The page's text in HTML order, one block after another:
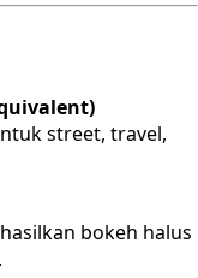
street, travel,
bokeh halus